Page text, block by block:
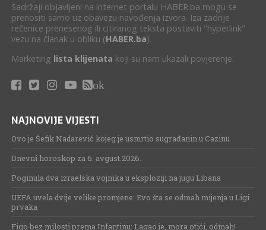
Sadržaji objavljeni na internet portalu HABER.ba mogu se
prenositi samo uz obavezu navođenja izvora. Iza zadnje
rečenice prenesenog ili citiranog teksta postaviti "hyperlink"
vezu na članak u obliku (HABER.ba).
Marketing lista klijenata koji su nam ukazali povjerenje.
ok
NAJNOVIJE VIJESTI
Ovo je Šefik Nadarević kojeg je usmrtio sugrađanin u Cazinu
Dnevni horoskop za 6. avgust.2026.
Poginula dva izraelska vojnika u eksploziji na jugu Libana
UEFA uvela dvije velike promjene: Evo šta se odmah mijenja u Ligi
prvaka
Figo bez milosti prema Infantinu: Lagao je, mora otići, odmah!